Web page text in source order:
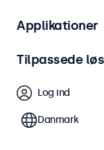
Touchskærme
VGA
brug. Disse VGA-
macOS,
alsidige
integrere dem
miljø.
Applikationer
Tilpassede
Log ind
Danmark